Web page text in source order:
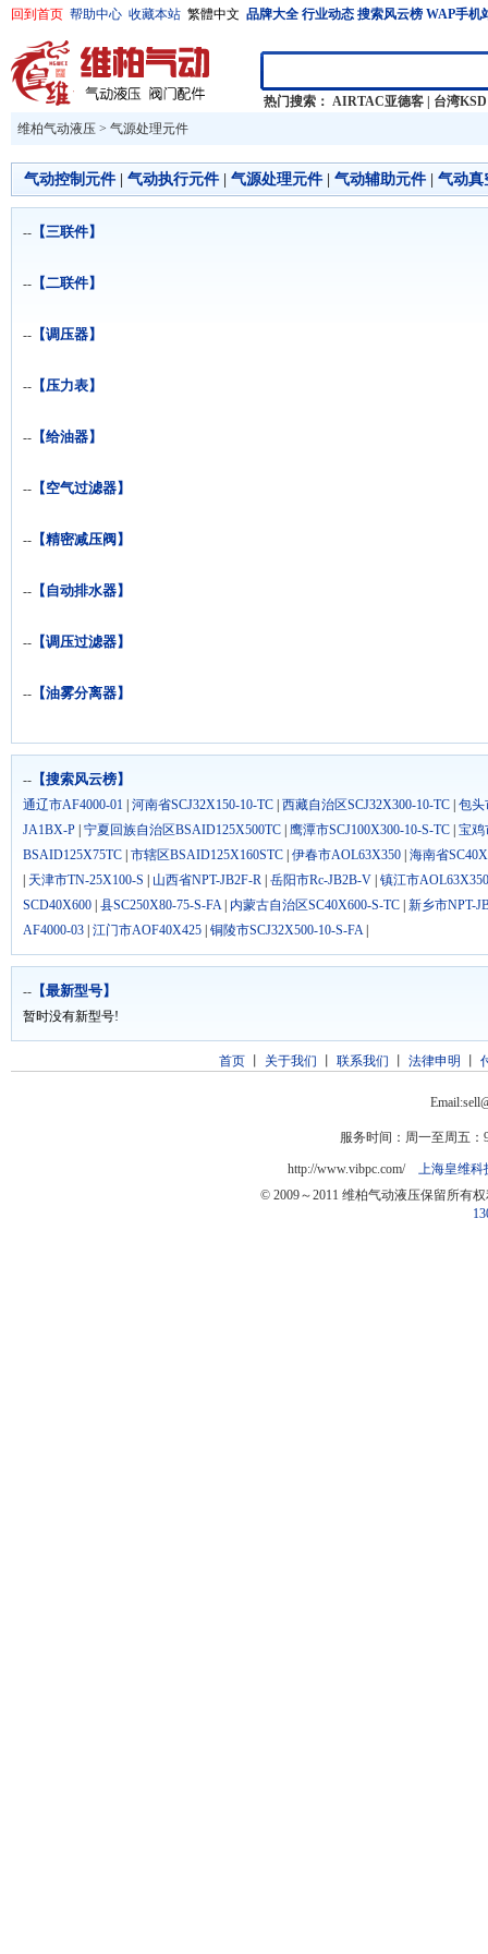
回到首页 帮助中心 收藏本站 繁體中文 品牌大全 行业动态 搜索风云榜 WAP手机
热门搜索： AIRTAC亚德客 台湾KSD
维柏气动液压 > 气源处理元件
气动控制元件| 气动执行元件| 气源处理元件| 气动辅助元件| 气动真
元件|其他阀门元件
-- 【三联件】
-- 【二联件】
-- 【调压器】
-- 【压力表】
-- 【给油器】
-- 【空气过滤器】
-- 【精密减压阀】
-- 【自动排水器】
-- 【调压过滤器】
-- 【油雾分离器】
-- 【搜索风云榜】
通辽市AF4000-01 河南省SCJ32X150-10-TC 西藏自治区SCJ32X300-10-TC 包头
JA1BX-P 宁夏回族自治区BSAID125X500TC 鹰潭市SCJ100X300-10-S-TC 宝鸡
BSAID125X75TC 市辖区BSAID125X160STC 伊春市AOL63X350 海南省
天津市TN-25X100-S 山西省NPT-JB2F-R 岳阳市Rc-JB2B-V 镇江市AOL63X350
SCD40X600 县SC250X80-75-S-FA| 内蒙古自治区SC40X600-S-TC 新乡市NPT-
AF4000-03 江门市AOF40X425 铜陵市SCJ32X500-10-S-FA|
-- 【最新型号】
暂时没有新型号!
首页丨 关于我们 联系我们 法律申明
服务时间：周一至周五：
http://www.vibpc.com/ 上海皇维科
© 2009～2011 维柏气动液压保留所有